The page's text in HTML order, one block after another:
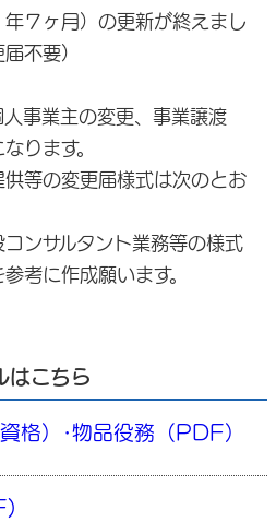
７ヶ月）の更新が終えまし
不要）
事業主の変更、事業譲渡
ります。
等の変更届様式は次のとお
ンサルタント業務等の様式
考に作成願います。
はこちら
格）･物品役務（PDF）